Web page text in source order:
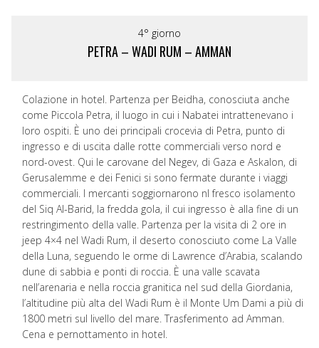
4° giorno
PETRA – WADI RUM – AMMAN
Colazione in hotel. Partenza per Beidha, conosciuta anche
come Piccola Petra, il luogo in cui i Nabatei intrattenevano i
loro ospiti. È uno dei principali crocevia di Petra, punto di
ingresso e di uscita dalle rotte commerciali verso nord e
nord-ovest. Qui le carovane del Negev, di Gaza e Askalon, di
Gerusalemme e dei Fenici si sono fermate durante i viaggi
commerciali. I mercanti soggiornarono nl fresco isolamento
del Siq Al-Barid, la fredda gola, il cui ingresso è alla fine di un
restringimento della valle. Partenza per la visita di 2 ore in
jeep 4×4 nel Wadi Rum, il deserto conosciuto come La Valle
della Luna, seguendo le orme di Lawrence d’Arabia, scalando
dune di sabbia e ponti di roccia. È una valle scavata
nell’arenaria e nella roccia granitica nel sud della Giordania,
l’altitudine più alta del Wadi Rum è il Monte Um Dami a più di
1800 metri sul livello del mare. Trasferimento ad Amman.
Cena e pernottamento in hotel.